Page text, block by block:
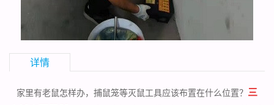
详情
家里有老鼠怎样办，捕鼠笼等灭鼠工具应该布置在什么位置？ 三